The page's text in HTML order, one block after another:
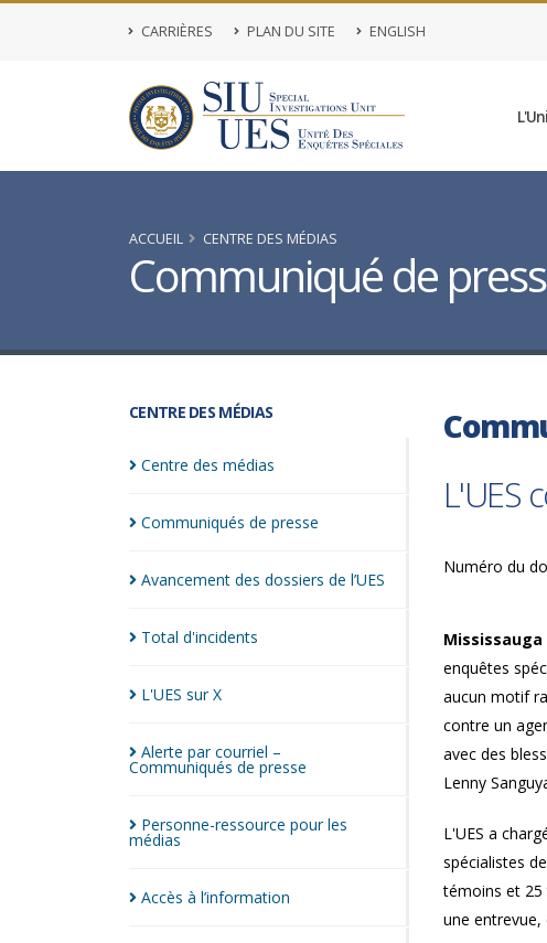
CARRIÈRES PLAN DU SITE ENGLISH
ACCUEIL CENTRE DES MÉDIAS
Communiqué de
CENTRE DES MÉDIAS
Centre des médias
Communiqués de presse
Avancement des dossiers de l’UES
Total d'incidents
L'UES surX
Alerte par courriel –
Communiqués de presse
Personne-ressource pour les
médias
Accès à l’information
L'UES
Numéro du
Mississauga
enquêtes
aucun motif
contre un
avec des
Lenny
L'UES a
spécialistes
témoins et 25
une